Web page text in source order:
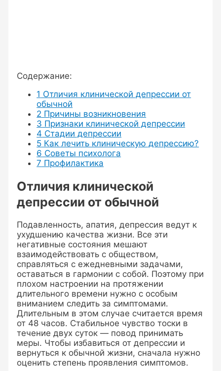
Содержание:
1 Отличия клинической депрессии от
обычной
2 Причины возникновения
3 Признаки клинической депрессии
4 Стадии депрессии
5 Как лечить клиническую депрессию?
6 Советы психолога
7 Профилактика
Отличия клинической
депрессии от обычной
Подавленность, апатия, депрессия ведут к
ухудшению качества жизни. Все эти
негативные состояния мешают
взаимодействовать с обществом,
справляться с ежедневными задачами,
оставаться в гармонии с собой. Поэтому при
плохом настроении на протяжении
длительного времени нужно с особым
вниманием следить за симптомами.
Длительным в этом случае считается время
от 48 часов. Стабильное чувство тоски в
течение двух суток — повод принимать
меры. Чтобы избавиться от депрессии и
вернуться к обычной жизни, сначала нужно
оценить степень проявления симптомов.